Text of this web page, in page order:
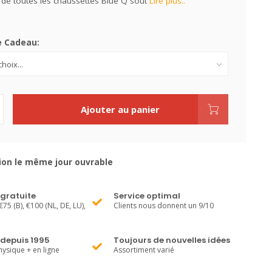
Cadeau:
Ajouter au panier
le même jour ouvrable
gratuite
(B), €100 (NL, DE, LU),
Service optimal
Clients nous donnent un 9/10
1995
+ en ligne
Toujours de nouvelles idées
Assortiment varié